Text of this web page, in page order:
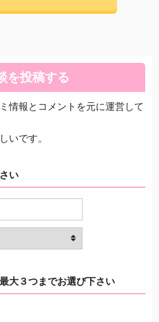
を投稿する
情報とコメントを元に運営して
いです。
い
大３つまでお選び下さい